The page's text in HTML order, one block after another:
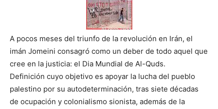
A pocos meses del triunfo de la revolución en Irán, el
imán Jomeini consagró como un deber de todo aquel que
cree en la justicia: el Dia Mundial de Al-Quds.
Definición cuyo objetivo es apoyar la lucha del pueblo
palestino por su autodeterminación, tras siete décadas
de ocupación y colonialismo sionista, además de la